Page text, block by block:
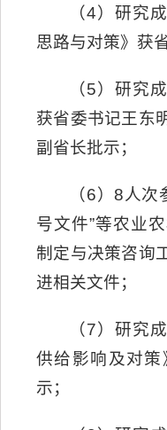
（4）研究
思路与对策》获
（5）研究
获省委书记王东
副省长批示；
（6）8人
号文件”等农业
制定与决策咨询
进相关文件；
（7）研究
供给影响及对
示；